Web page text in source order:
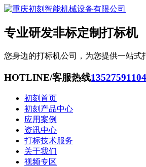
专业研发非标定制打标机
您身边的打标机公司，为您提供一站式
HOTLINE/客服热线13527591104
初刻首页
初刻产品中心
应用案例
资讯中心
打标技术服务
关于我们
视频专区